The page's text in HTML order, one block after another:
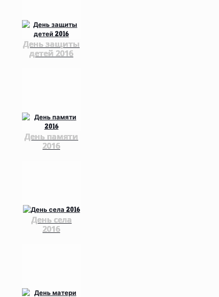
День защиты
детей 2016
День памяти
2016
День села
2016